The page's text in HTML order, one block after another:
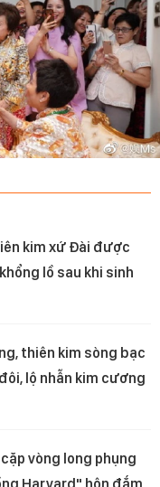
kim xứ Đài được
lồ sau khi sinh
thiên kim sòng bạc
lộ nhẫn kim cương
vòng long phụng